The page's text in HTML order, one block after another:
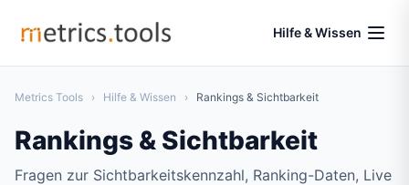
Hilfe & Wissen
Metrics Tools › Hilfe & Wissen › Rankings & Sichtbarkeit
Rankings & Sichtbarkeit
Fragen zur Sichtbarkeitskennzahl, Ranking-Daten, Live